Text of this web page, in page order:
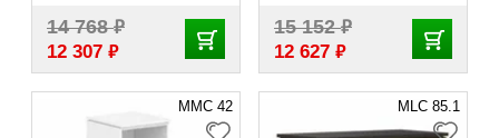
14 768₽
12 307 ₽
15 152₽
12 627 ₽
MMC 42 MLC 85.1